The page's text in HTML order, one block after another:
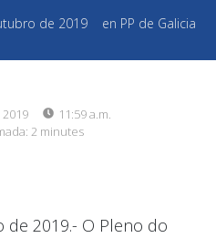
de 2019 en PP de Galicia
11:59 a.m.
2 minutes
de 2019.- O Pleno do